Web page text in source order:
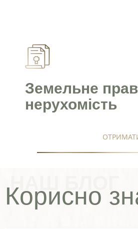
Земельне
нерухомість
НАШ БЛОГ
Корисно